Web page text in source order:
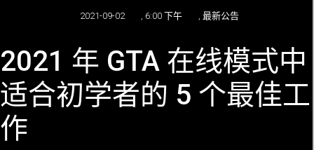
2021-09-02 6:00 下午 最新公告
2021 年 GTA 在线模式中
适合初学者的 5 个最佳工
作